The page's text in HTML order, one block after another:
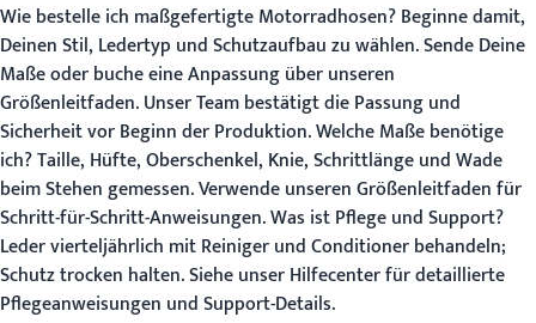
Wie bestelle ich maßgefertigte Motorradhosen?Beginne damit,
Deinen Stil, Ledertyp und Schutzaufbau zu wählen. Sende Deine
Maße oder buche eine Anpassung über unseren
Größenleitfaden. Unser Team bestätigt die Passung und
Sicherheit vor Beginn der Produktion.Welche Maße benötige
ich?Taille, Hüfte, Oberschenkel, Knie, Schrittlänge und Wade
beim Stehen gemessen. Verwende unserenGrößenleitfadenfür
Schritt-für-Schritt-Anweisungen.Was ist Pflege und Support?
Leder vierteljährlich mit Reiniger und Conditioner behandeln;
Schutz trocken halten. Siehe unserHilfecenterfür detaillierte
Pflegeanweisungen und Support-Details.